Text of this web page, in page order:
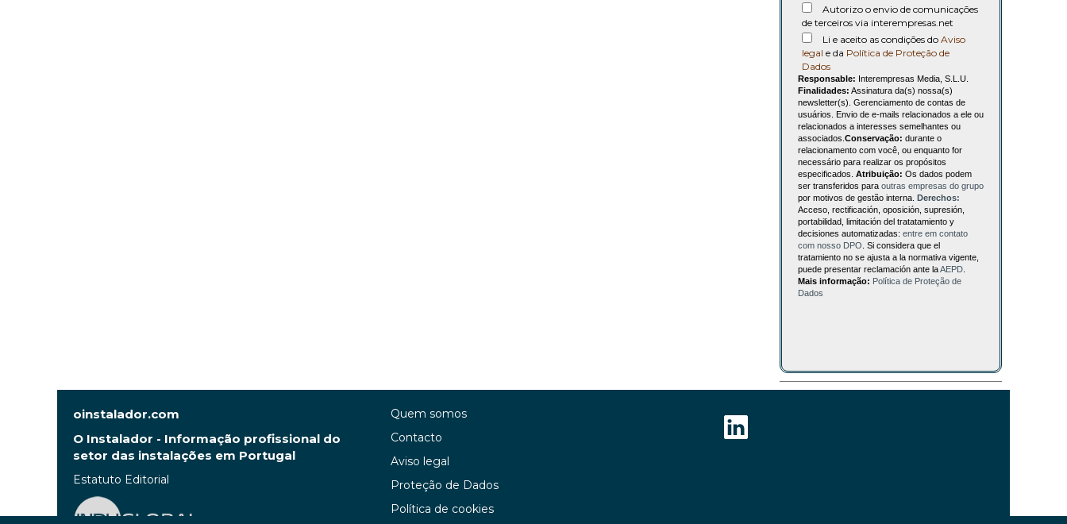
Autorizo o envio de comunicações
de terceiros via interempresas.net
Li e aceito as condições do Aviso
legal e da Política de Proteção de
Dados
Responsable: Interempresas Media, S.L.U.
Finalidades: Assinatura da(s) nossa(s)
newsletter(s). Gerenciamento de contas de
usuários. Envio de e-mails relacionados a ele ou
relacionados a interesses semelhantes ou
associados. Conservação: durante o
relacionamento com você, ou enquanto for
necessário para realizar os propósitos
especificados. Atribuição: Os dados podem
ser transferidos para outras empresas do grupo
por motivos de gestão interna. Derechos:
Acceso, rectificación, oposición, supresión,
portabilidad, limitación del tratatamiento y
decisiones automatizadas: entre em contato
com nosso DPO . Si considera que el
tratamiento no se ajusta a la normativa vigente,
puede presentar reclamación ante laAEPD
Mais informação: Política de Proteção de
Dados
oinstalador.com
O Instalador - Informação profissional do
setor das instalações em Portugal
Estatuto Editorial
Quem somos
Contacto
Aviso legal
Proteção de Dados
Política de cookies